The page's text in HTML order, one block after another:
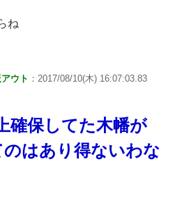
ね
ウト ：2017/08/10(木) 16:07:03.83
確保してた木幡が
はあり得ないわな